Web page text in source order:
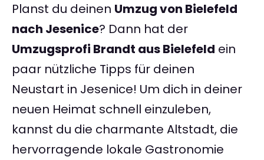
Planst du deinen Umzug von Bielefeld
nach Jesenice? Dann hat der
Umzugsprofi Brandt aus Bielefeld ein
paar nützliche Tipps für deinen
Neustart in Jesenice! Um dich in deiner
neuen Heimat schnell einzuleben,
kannst du die charmante Altstadt, die
hervorragende lokale Gastronomie